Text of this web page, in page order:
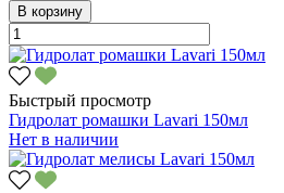
В корзину
Быстрый просмотр
Гидролат ромашки Lavari 150мл
Нет в наличии